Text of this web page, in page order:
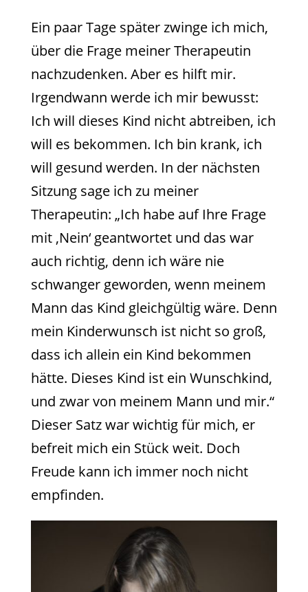
Ein paar Tage später zwinge ich mich,
über die Frage meiner Therapeutin
nachzudenken. Aber es hilft mir.
Irgendwann werde ich mir bewusst:
Ich will dieses Kind nicht abtreiben, ich
will es bekommen. Ich bin krank, ich
will gesund werden. In der nächsten
Sitzung sage ich zu meiner
Therapeutin: „Ich habe auf Ihre Frage
mit ‚Nein‘ geantwortet und das war
auch richtig, denn ich wäre nie
schwanger geworden, wenn meinem
Mann das Kind gleichgültig wäre. Denn
mein Kinderwunsch ist nicht so groß,
dass ich allein ein Kind bekommen
hätte. Dieses Kind ist ein Wunschkind,
und zwar von meinem Mann und mir.“
Dieser Satz war wichtig für mich, er
befreit mich ein Stück weit. Doch
Freude kann ich immer noch nicht
empfinden.